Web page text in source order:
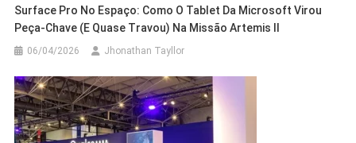
Surface Pro No Espaço: Como O Tablet Da Microsoft Virou
Peça-Chave (e Quase Travou) Na Missão Artemis II
06/04/2026 Jhonathan Tayllor